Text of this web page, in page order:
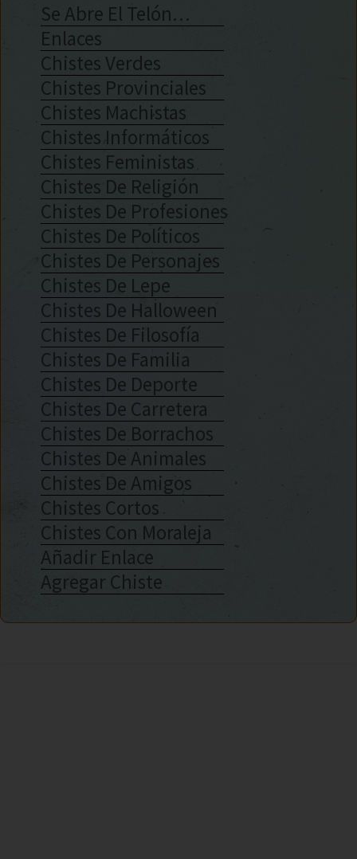
Se Abre El Telón…
Enlaces
Chistes Verdes
Chistes Provinciales
Chistes Machistas
Chistes Informáticos
Chistes Feministas
Chistes De Religión
Chistes De Profesiones
Chistes De Políticos
Chistes De Personajes
Chistes De Lepe
Chistes De Halloween
Chistes De Filosofía
Chistes De Familia
Chistes De Deporte
Chistes De Carretera
Chistes De Borrachos
Chistes De Animales
Chistes De Amigos
Chistes Cortos
Chistes Con Moraleja
Añadir Enlace
Agregar Chiste